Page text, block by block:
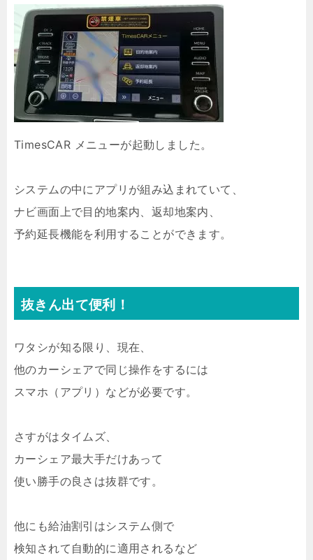
TimesCAR メニューが起動しました。
システムの中にアプリが組み込まれていて、
ナビ画面上で目的地案内、返却地案内、
予約延長機能を利用することができます。
抜きん出て便利！
ワタシが知る限り、現在、
他のカーシェアで同じ操作をするには
スマホ（アプリ）などが必要です。
さすがはタイムズ、
カーシェア最大手だけあって
使い勝手の良さは抜群です。
他にも給油割引はシステム側で
検知されて自動的に適用されるなど